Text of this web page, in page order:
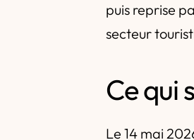
puis reprise
secteur
Ce qui
Le 14 mai